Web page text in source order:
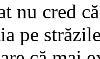
nu cred
pe